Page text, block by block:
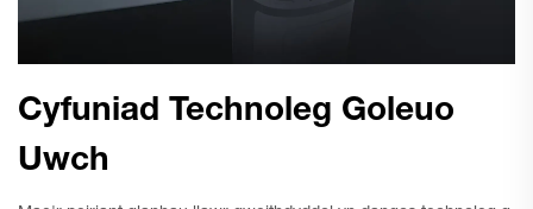
Cyfuniad Technoleg Goleuo
Uwch